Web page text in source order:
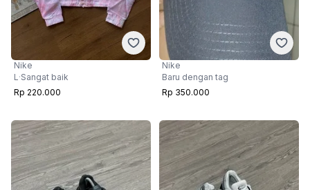
Nike
L·Sangat baik
Rp 220.000
Nike
Baru dengan tag
Rp 350.000